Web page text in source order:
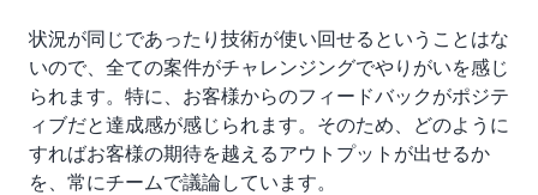
状況が同じであったり技術が使い回せるということはな
いので、全ての案件がチャレンジングでやりがいを感じ
られます。特に、お客様からのフィードバックがポジテ
ィブだと達成感が感じられます。そのため、どのように
すればお客様の期待を越えるアウトプットが出せるか
を、常にチームで議論しています。